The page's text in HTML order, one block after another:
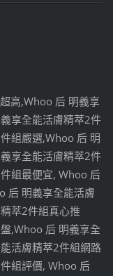
高,Whoo 后 明義享
享全能活膚精萃2件
組嚴選,Whoo 后 明
享全能活膚精萃2件
組最便宜, Whoo 后
后 明義享全能活膚
萃2件組真心推
,Whoo 后 明義享全
活膚精萃2件組網路
組評價, Whoo 后